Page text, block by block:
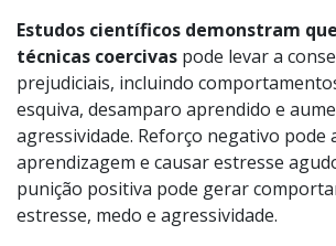
Estudos científicos demonstram
técnicas coercivas pode levar a
prejudiciais, incluindo
esquiva, desamparo aprendido e
agressividade. Reforço negativo pode
aprendizagem e causar estresse
punição positiva pode gerar
estresse, medo e agressividade.